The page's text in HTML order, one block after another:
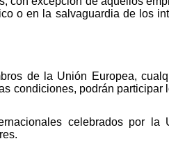
o en la salvaguardia de los
de la Unión Europea,
condiciones, podrán participar
celebrados por la